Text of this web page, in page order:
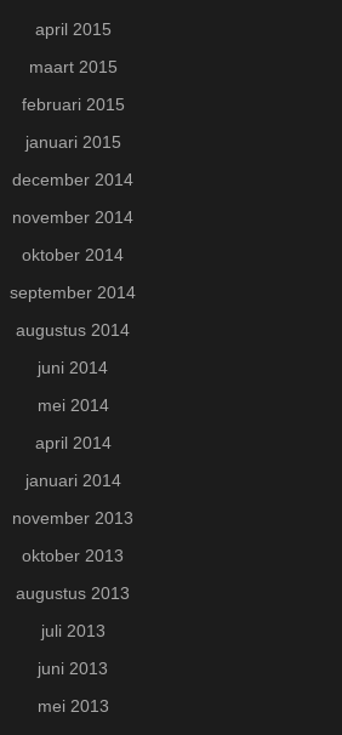
april 2015
maart 2015
februari 2015
januari 2015
december 2014
november 2014
oktober 2014
september 2014
augustus 2014
juni 2014
mei 2014
april 2014
januari 2014
november 2013
oktober 2013
augustus 2013
juli 2013
juni 2013
mei 2013